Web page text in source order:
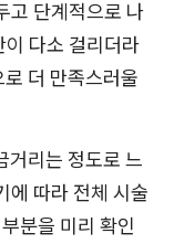
고 단계적으로 나
다소 걸리더라
더 만족스러울
거리는 정도로 느
에 따라 전체 시술
분을 미리 확인